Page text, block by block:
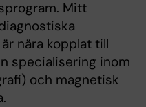
Mitt
nära kopplat till
specialisering inom
och magnetisk